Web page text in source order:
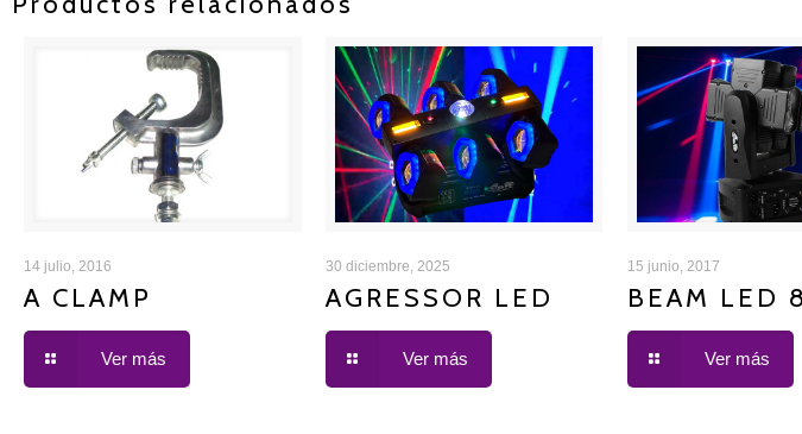
14 julio, 2016
A CLAMP
Ver más
AGRESSOR LED
30 diciembre, 2025
AGRESSOR LED
Ver más
BEAM LED
15 junio, 2017
BEAM LED 8
Ver más